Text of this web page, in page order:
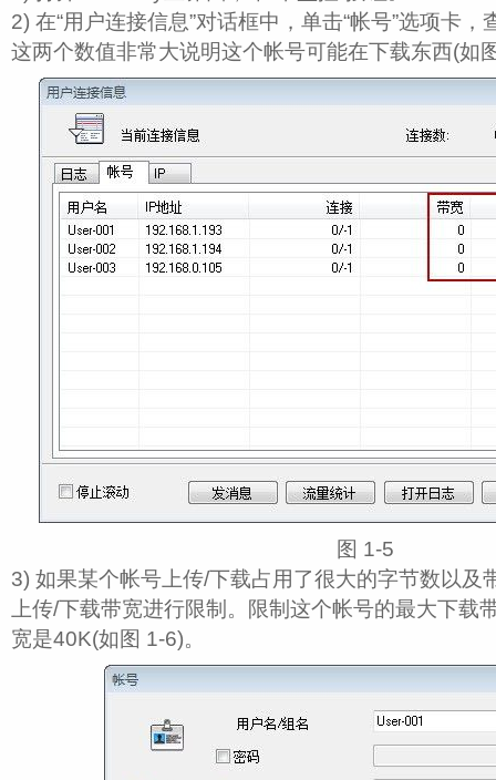
2) 在“用户连接信息”对话框中，单击“帐号”选项卡
这两个数值非常大说明这个帐号可能在下载东西(如
图 1‑5
3) 如果某个帐号上传/下载占用了很大的字节数以及
上传/下载带宽进行限制。限制这个帐号的最大下载
宽是40K(如图 1‑6)。